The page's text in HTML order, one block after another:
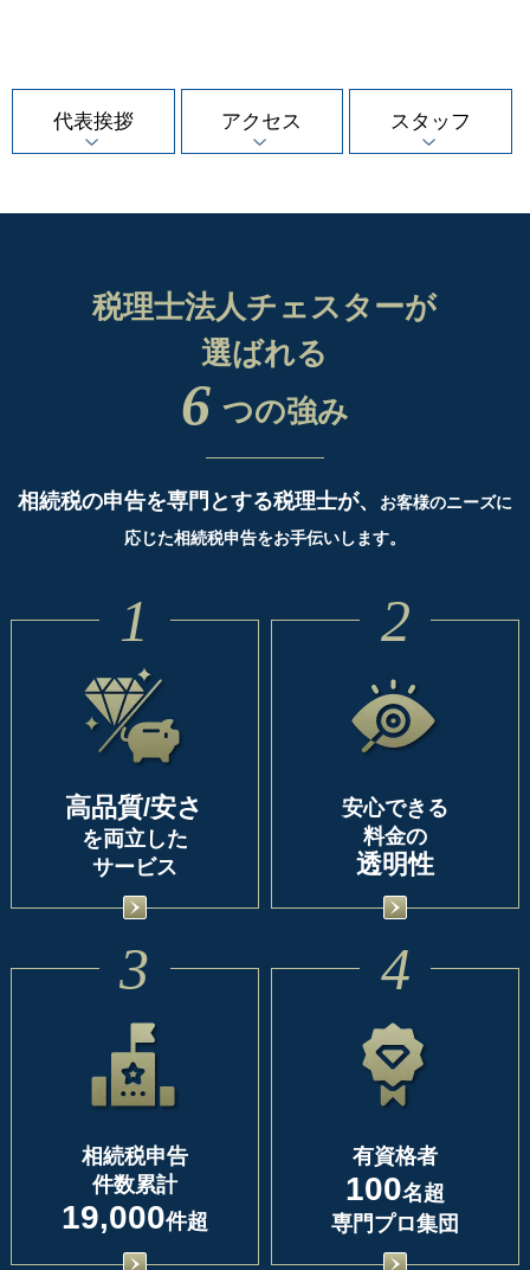
代表挨拶 アクセス スタッフ
税理士法人チェスターが
選ばれる
6 つの強み
相続税の申告を専門とする税理士が、
お客様のニーズに
応じた相続税申告をお手伝いします。
1
高品質/安さ
を両立した
サービス
2
安心できる
料金の
透明性
3
相続税申告
件数累計
19,000件超
4
有資格者
100名超
専門プロ集団